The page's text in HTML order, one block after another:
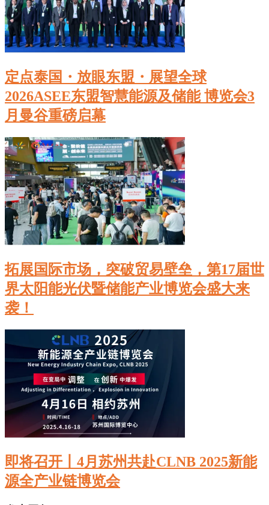
定点泰国・放眼东盟・展望全球
2026ASEE东盟智慧能源及储能 博览会3
月曼谷重磅启幕
拓展国际市场，突破贸易壁垒，第17届世
界太阳能光伏暨储能产业博览会盛大来
袭！
即将召开丨4月苏州共赴CLNB 2025新能
源全产业链博览会